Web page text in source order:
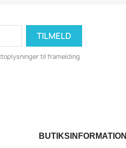
til framelding
BUTIKSINFORMATION